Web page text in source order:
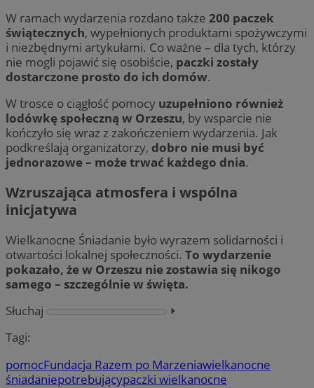
W ramach wydarzenia rozdano także 200 paczek
świątecznych, wypełnionych produktami spożywczymi
i niezbędnymi artykułami. Co ważne – dla tych, którzy
nie mogli pojawić się osobiście, paczki zostały
dostarczone prosto do ich domów.
W trosce o ciągłość pomocy uzupełniono również
lodówkę społeczną w Orzeszu, by wsparcie nie
kończyło się wraz z zakończeniem wydarzenia. Jak
podkreślają organizatorzy, dobro nie musi być
jednorazowe – może trwać każdego dnia.
Wzruszająca atmosfera i wspólna
inicjatywa
Wielkanocne Śniadanie było wyrazem solidarności i
otwartości lokalnej społeczności. To wydarzenie
pokazało, że w Orzeszu nie zostawia się nikogo
samego – szczególnie w święta.
Słuchaj
⏵︎
Tagi:
pomocFundacja Razem po Marzeniawielkanocne
śniadaniepotrebującypaczki wielkanocne